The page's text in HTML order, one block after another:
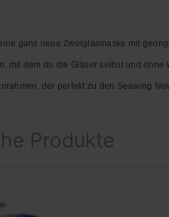
ganz neue Zweiglasmaske mit
mit dem du die Gläser selbst und
der perfekt zu den Seawing
Produkte